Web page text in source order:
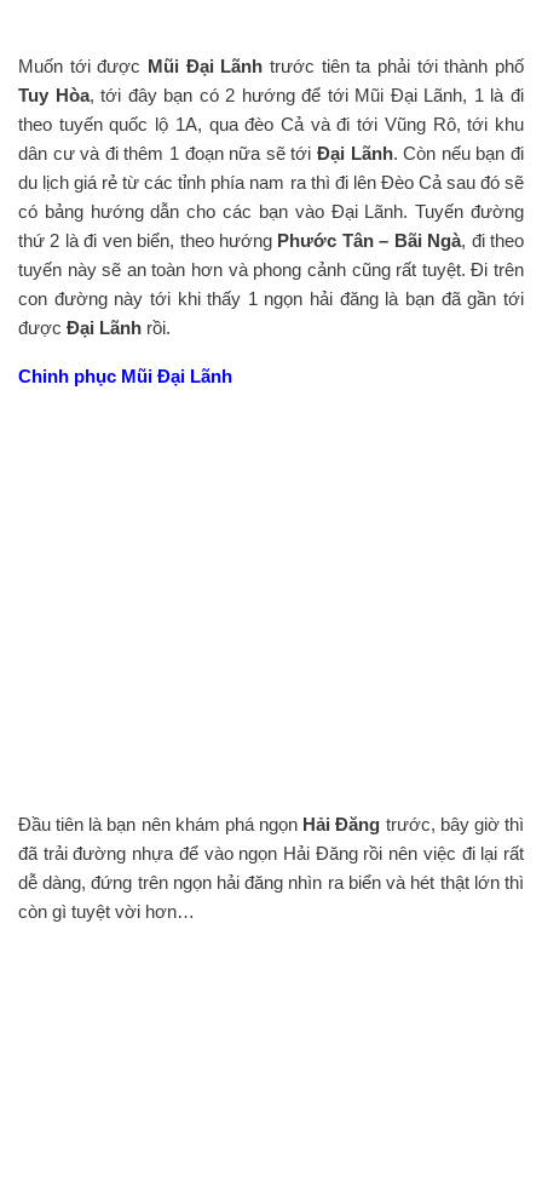
Muốn tới được Mũi Đại Lãnh trước tiên ta phải tới thành phố
Tuy Hòa, tới đây bạn có 2 hướng để tới Mũi Đại Lãnh, 1 là đi
theo tuyến quốc lộ 1A, qua đèo Cả và đi tới Vũng Rô, tới khu
dân cư và đi thêm 1 đoạn nữa sẽ tới Đại Lãnh. Còn nếu bạn đi
du lịch giá rẻ từ các tỉnh phía nam ra thì đi lên Đèo Cả sau đó sẽ
có bảng hướng dẫn cho các bạn vào Đại Lãnh. Tuyến đường
thứ 2 là đi ven biển, theo hướng Phước Tân – Bãi Ngà, đi theo
tuyến này sẽ an toàn hơn và phong cảnh cũng rất tuyệt. Đi trên
con đường này tới khi thấy 1 ngọn hải đăng là bạn đã gần tới
được Đại Lãnh rồi.
Chinh phục Mũi Đại Lãnh
Đầu tiên là bạn nên khám phá ngọn Hải Đăng trước, bây giờ thì
đã trải đường nhựa để vào ngọn Hải Đăng rồi nên việc đi lại rất
dễ dàng, đứng trên ngọn hải đăng nhìn ra biển và hét thật lớn thì
còn gì tuyệt vời hơn…